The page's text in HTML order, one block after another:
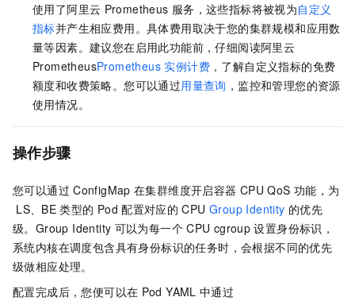
使用了阿里云 Prometheus 服务，这些指标将被视为自定义
指标并产生相应费用。具体费用取决于您的集群规模和应用数
量等因素。建议您在启用此功能前，仔细阅读阿里云
PrometheusPrometheus 实例计费 ，了解自定义指标的免费
额度和收费策略。您可以通过用量查询 ，监控和管理您的资源
使用情况。
操作步骤
您可以通过 ConfigMap 在集群维度开启容器 CPU QoS 功能，为
LS、BE 类型的 Pod 配置对应的 CPU Group Identity 的优先
级。Group Identity 可以为每一个 CPU cgroup 设置身份标识，
系统内核在调度包含具有身份标识的任务时，会根据不同的优先
级做相应处理。
配置完成后，您便可以在 Pod YAML 中通过